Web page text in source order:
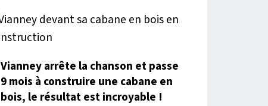
Vianney arrête la chanson et passe
9 mois à construire une cabane en
bois, le résultat est incroyable !